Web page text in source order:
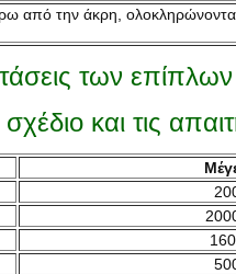
από την άκρη,
των
και τις